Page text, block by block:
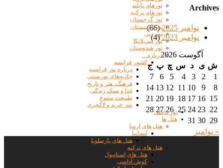
Archives
نوامبر 2025
(66)
نوامبر 2023
(4)
آگوست 2026
ش ی د س چ پ ج
1
2
3
4
5
6
7
8
9
10
11
12
13
14
15
16
17
18
19
20
21
22
23
24
25
26
27
28
29
30
31
« نوامبر
تورهای تایلند
تورهای ترکیه
تور گرجستان
تور ارمنستان
تور دبی
تور سریلانکا
تور هندوستان
درباره…
کشور فرانسه
درباره تور فرانسه
جاذبه‌های توریستی
فرهنگ، هنر و تاریخ
غذا و سبک زندگی
طبیعت متنوع
مد، خرید و لاکچری
تور داخلی
هتل ها
هتل های اروپا
اسپانیا
هتل های بارسلونا
هتل های ترکیه
هتل های استانبول
کوش آداسی